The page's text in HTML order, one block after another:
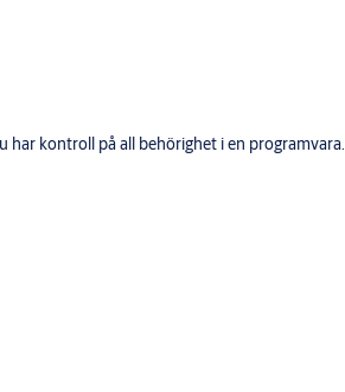
har kontroll på all behörighet i en programvara.